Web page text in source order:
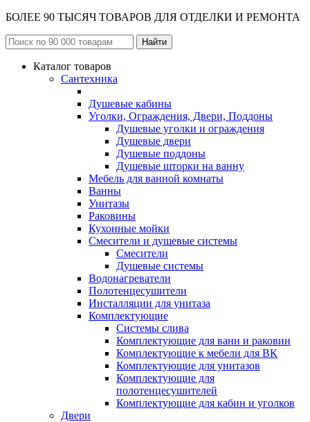
БОЛЕЕ 90 ТЫСЯЧ ТОВАРОВ ДЛЯ ОТДЕЛКИ И РЕМОНТА
Каталог товаров
Сантехника
Душевые кабины
Уголки, Ограждения, Двери, Поддоны
Душевые уголки и ограждения
Душевые двери
Душевые поддоны
Душевые шторки на ванну
Мебель для ванной комнаты
Ванны
Унитазы
Раковины
Кухонные мойки
Смесители и душевые системы
Смесители
Душевые системы
Водонагреватели
Полотенцесушители
Инсталляции для унитаза
Комплектующие
Системы слива
Комплектующие для ванн и раковин
Комплектующие к мебели для ВК
Комплектующие для унитазов
Комплектующие для
полотенцесушителей
Комплектующие для кабин и уголков
Двери